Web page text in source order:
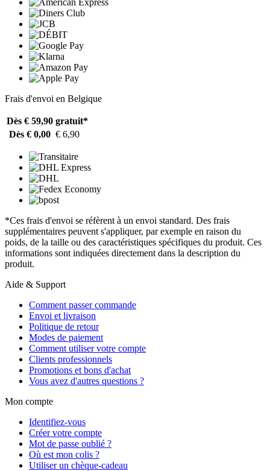
Frais d'envoi en Belgique
Dès € 59,90 gratuit*
Dès € 0,00 € 6,90
*Ces frais d'envoi se réfèrent à un envoi standard. Des frais
supplémentaires peuvent s'appliquer, par exemple en raison du
poids, de la taille ou des caractéristiques spécifiques du produit. Ces
informations sont indiquées directement dans la description du
produit.
Aide & Support
Comment passer commande
Envoi et livraison
Politique de retour
Modes de paiement
Comment utiliser votre compte
Clients professionnels
Promotions et bons d'achat
Vous avez d'autres questions ?
Mon compte
Identifiez-vous
Créer votre compte
Mot de passe oublié ?
Où est mon colis ?
Utiliser un chèque-cadeau